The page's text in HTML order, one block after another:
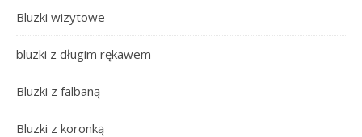
Bluzki wizytowe
bluzki z długim rękawem
Bluzki z falbaną
Bluzki z koronką